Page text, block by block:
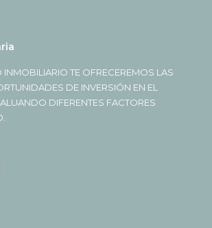
INMOBILIARIO TE OFRECEREMOS LAS
DE INVERSIÓN EN EL
DIFERENTES FACTORES